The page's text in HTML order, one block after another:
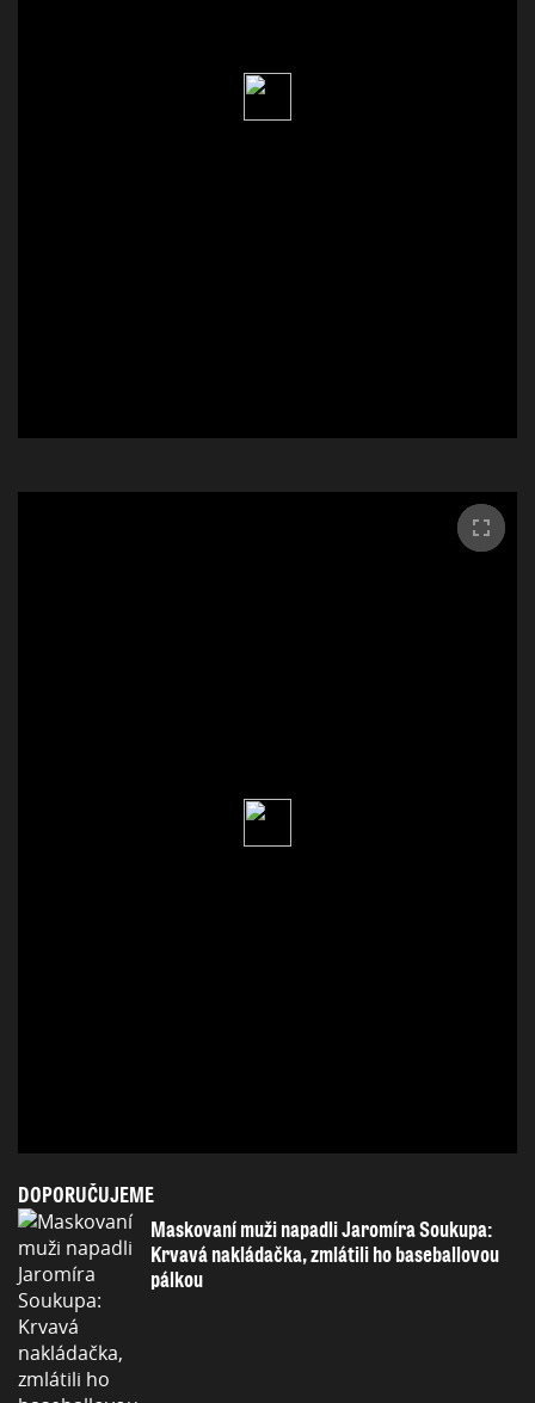
DOPORUČUJEME
Maskovaní muži napadli Jaromíra Soukupa:
Krvavá nakládačka, zmlátili ho baseballovou
pálkou